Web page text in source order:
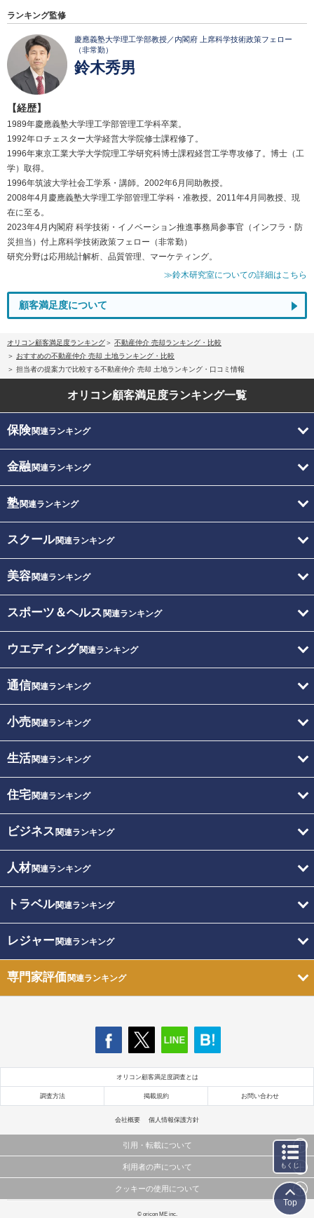
ランキング監修
慶應義塾大学理工学部教授／内閣府 上席科学技術政策フェロー
（非常勤）
鈴木秀男
【経歴】
1989年慶應義塾大学理工学部管理工学科卒業。
1992年ロチェスター大学経営大学院修士課程修了。
1996年東京工業大学大学院理工学研究科博士課程経営工学専攻修了。博士（工
学）取得。
1996年筑波大学社会工学系・講師。2002年6月同助教授。
2008年4月慶應義塾大学理工学部管理工学科・准教授。2011年4月同教授、現
在に至る。
2023年4月内閣府 科学技術・イノベーション推進事務局参事官（インフラ・防
災担当）付上席科学技術政策フェロー（非常勤）
研究分野は応用統計解析、品質管理、マーケティング。
≫鈴木研究室についての詳細はこちら
顧客満足度について
オリコン顧客満足度ランキング
不動産仲介 売却ランキング・比較
おすすめの不動産仲介 売却 土地ランキング・比較
担当者の提案力で比較する不動産仲介 売却 土地ランキング・口コミ情報
オリコン顧客満足度ランキング一覧
保険関連ランキング
金融関連ランキング
塾関連ランキング
スクール関連ランキング
美容関連ランキング
スポーツ＆ヘルス 関連ランキング
ウエディング関連ランキング
通信関連ランキング
小売関連ランキング
生活関連ランキング
住宅関連ランキング
ビジネス 関連ランキング
人材関連ランキング
トラベル関連ランキング
レジャー関連ランキング
専門家評価関連ランキング
オリコン顧客満足度調査とは
調査方法 掲載規約 お問い合わせ
会社概要 個人情報保護方針
引用・転載について
当サイトで公開されている情報（文字、写真、イラスト、画像データ等）及びこれらの配置・
これらの情報を権利者の許可なく無断転載・複製などの二次利用を行うことは固く禁じており
利用者の声について
当サイトに掲載している内容はすべてサービスの利用者が提出された見解・感想です。
クッキーの使用について
このサイトでは Cookie を使用して、ユーザーに合わせたコンテンツや広告の表示、ソーシャル
© oricon ME inc.
もくじ
Top